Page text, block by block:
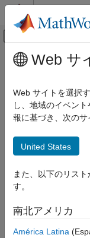
コンテンツへスキップ
オフキャ
ドキュメンテーションの
プログラミング
クラス
サブクラス定義
サブクラス コンストラ
スーパークラス コンスト
な呼び出し
サブクラスからのスーパ
メインコンテンツ
サブクラ
計
スーパークラ
サブクラス コン
MATLAB®
Web サ
Web サイトを選択
し、地域のイベン
報に基づき、次の
United States
また、以下のリス
す。
南北アメリカ
América Latina